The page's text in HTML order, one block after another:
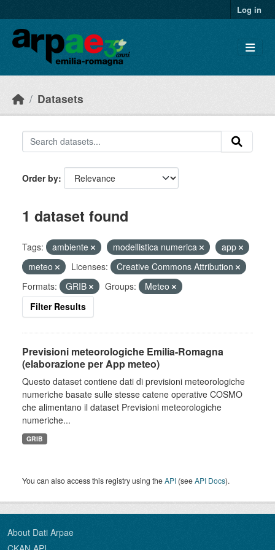
Log in
Datasets
Order by
1 dataset found
Tags: ambiente modellistica numerica
app
meteo
Licenses:
Creative Commons Attribution
Formats:
GRIB Groups:
Meteo
Filter Results
Previsioni meteorologiche Emilia-Romagna
(elaborazione per App meteo)
Questo dataset contiene dati di previsioni meteorologiche
numeriche basate sulle stesse catene operative COSMO
che alimentano il dataset Previsioni meteorologiche
numeriche...
GRIB
You can also access this registry using theAPI (seeAPI Docs).
About Dati Arpae